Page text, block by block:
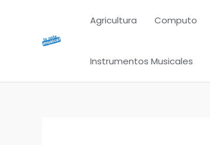
contenido
Agricultura Computo
Instrumentos Musicales